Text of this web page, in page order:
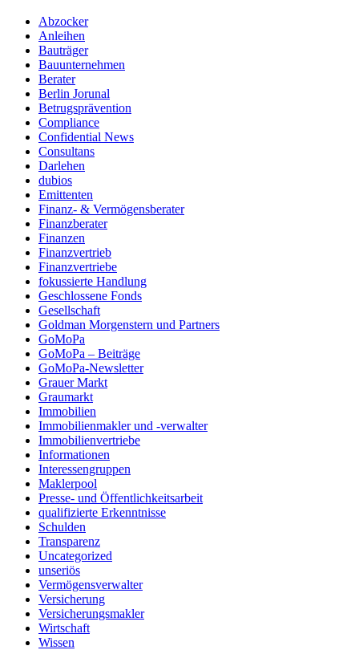
Abzocker
Anleihen
Bauträger
Bauunternehmen
Berater
Berlin Jorunal
Betrugsprävention
Compliance
Confidential News
Consultans
Darlehen
dubios
Emittenten
Finanz- & Vermögensberater
Finanzberater
Finanzen
Finanzvertrieb
Finanzvertriebe
fokussierte Handlung
Geschlossene Fonds
Gesellschaft
Goldman Morgenstern und Partners
GoMoPa
GoMoPa – Beiträge
GoMoPa-Newsletter
Grauer Markt
Graumarkt
Immobilien
Immobilienmakler und -verwalter
Immobilienvertriebe
Informationen
Interessengruppen
Maklerpool
Presse- und Öffentlichkeitsarbeit
qualifizierte Erkenntnisse
Schulden
Transparenz
Uncategorized
unseriös
Vermögensverwalter
Versicherung
Versicherungsmakler
Wirtschaft
Wissen